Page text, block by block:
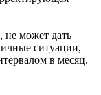
не может дать
ситуации,
в месяц.